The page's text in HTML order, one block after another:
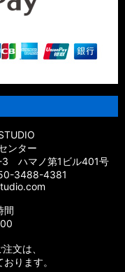
対応 カスタムパーツ
BB］対応 カスタム
CI4+］対応 カス
対応 カスタムパーツ
LB］対応 カスタム
BB］対応 カスタム
ンター
ハマノ第1ビル401号
3488-4381
間
文は、
ります。